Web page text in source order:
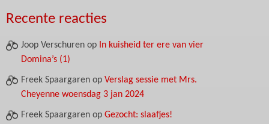
Recente reacties
Joop Verschuren op In kuisheid ter ere van vier
Domina’s (1)
Freek Spaargaren op Verslag sessie met Mrs.
Cheyenne woensdag 3 jan 2024
Freek Spaargaren op Gezocht: slaafjes!